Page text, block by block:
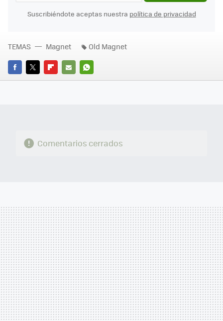
Suscribiéndote aceptas nuestra política de privacidad
FACEBOOK
TWITTERFLIPBOARD
E-
WHATSAPP
TEMAS Magnet Old Magnet
Comentarios cerrados